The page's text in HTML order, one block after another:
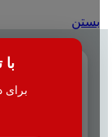
برای
بستن